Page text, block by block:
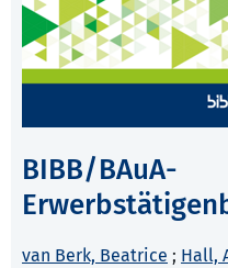
BIBB/BAuA-
van Berk, Beatrice ; Hall,